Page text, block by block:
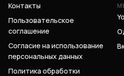
Контакты
Пользовательское
соглашение
Согласие на использование
персональных данных
Политика обработки